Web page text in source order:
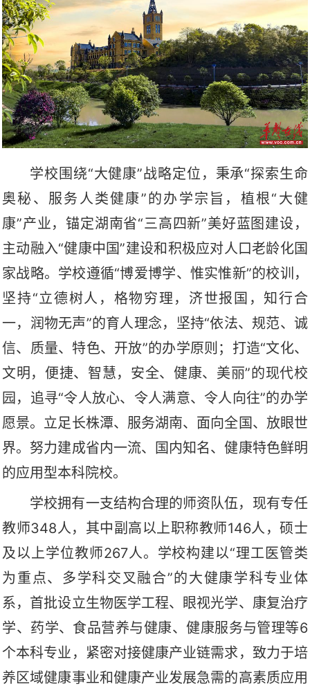
学校围绕“大健康”战略定位，秉承“探索生命
奥秘、服务人类健康”的办学宗旨，植根“大健
康”产业，锚定湖南省“三高四新”美好蓝图建设，
主动融入“健康中国”建设和积极应对人口老龄化国
家战略。学校遵循“博爱博学、惟实惟新”的校训，
坚持“立德树人，格物穷理，济世报国，知行合
一，润物无声”的育人理念，坚持“依法、规范、诚
信、质量、特色、开放”的办学原则；打造“文化、
文明，便捷、智慧，安全、健康、美丽”的现代校
园，追寻“令人放心、令人满意、令人向往”的办学
愿景。立足长株潭、服务湖南、面向全国、放眼世
界。努力建成省内一流、国内知名、健康特色鲜明
的应用型本科院校。
学校拥有一支结构合理的师资队伍，现有专任
教师348人，其中副高以上职称教师146人，硕士
及以上学位教师267人。学校构建以“理工医管类
为重点、多学科交叉融合”的大健康学科专业体
系，首批设立生物医学工程、眼视光学、康复治疗
学、药学、食品营养与健康、健康服务与管理等6
个本科专业，紧密对接健康产业链需求，致力于培
养区域健康事业和健康产业发展急需的高素质应用